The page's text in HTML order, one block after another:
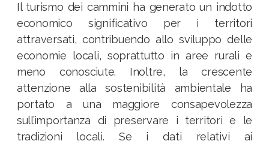
Il turismo dei cammini ha generato un indotto
economico significativo per i territori
attraversati, contribuendo allo sviluppo delle
economie locali, soprattutto in aree rurali e
meno conosciute. Inoltre, la crescente
attenzione alla sostenibilità ambientale ha
portato a una maggiore consapevolezza
sull’importanza di preservare i territori e le
tradizioni locali. Se i dati relativi ai